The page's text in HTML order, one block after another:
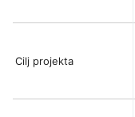
Cilj projekta